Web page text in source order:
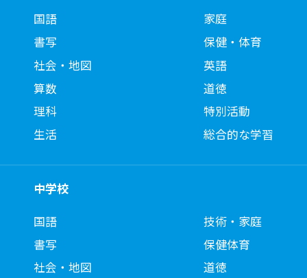
国語
書写
社会・地図
算数
理科
生活
家庭
保健・体育
英語
道徳
特別活動
総合的な学習
中学校
国語
書写
社会・地図
技術・家庭
保健体育
道徳